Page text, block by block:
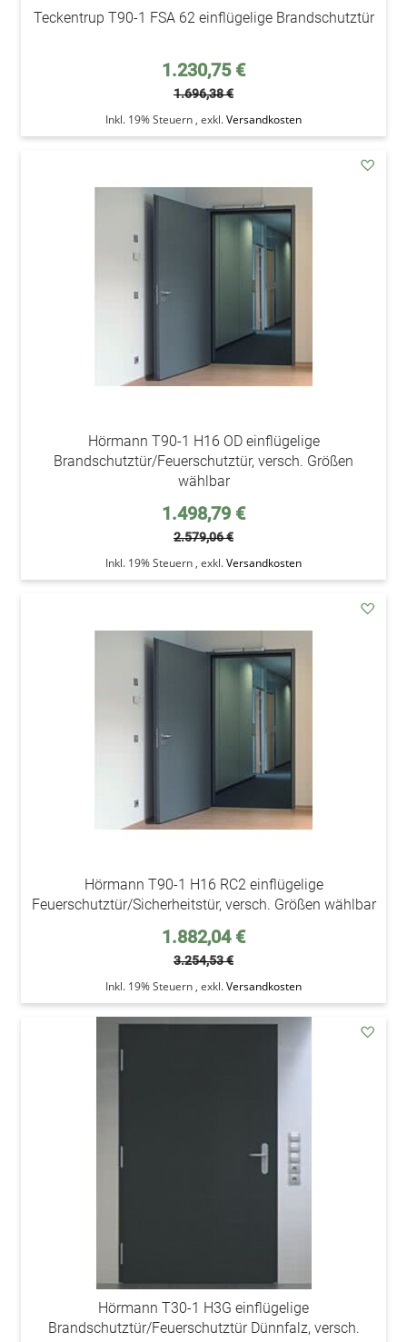
Teckentrup T90-1 FSA 62 einflügelige Brandschutztür
Sonderpreis
1.230,75 €
1.696,38 €
Inkl. 19% Steuern , exkl.Versandkosten
Hörmann T90-1 H16 OD einflügelige
Brandschutztür/Feuerschutztür, versch. Größen
wählbar
Sonderpreis
1.498,79 €
2.579,06 €
Inkl. 19% Steuern , exkl.Versandkosten
Hörmann T90-1 H16 RC2 einflügelige
Feuerschutztür/Sicherheitstür, versch. Größen wählbar
Sonderpreis
1.882,04 €
3.254,53 €
Inkl. 19% Steuern , exkl.Versandkosten
Hörmann T30-1 H3G einflügelige
Brandschutztür/Feuerschutztür Dünnfalz, versch.